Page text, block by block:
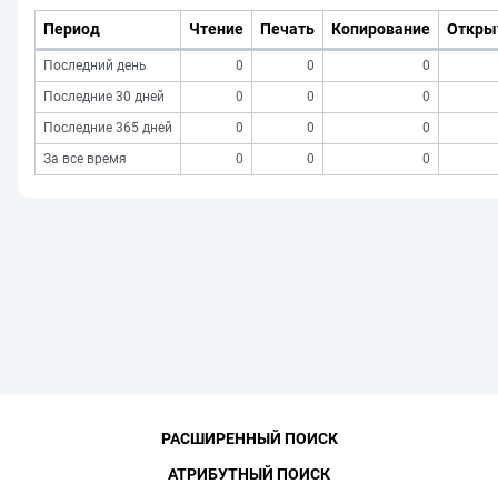
Период Чтение Печать Копирование
Последний день 0 0
0
Последние 30 дней
0 0
0
Последние 365 дней
0 0
0
За все время
0 0 0
РАСШИРЕННЫЙ ПОИСК
АТРИБУТНЫЙ ПОИСК